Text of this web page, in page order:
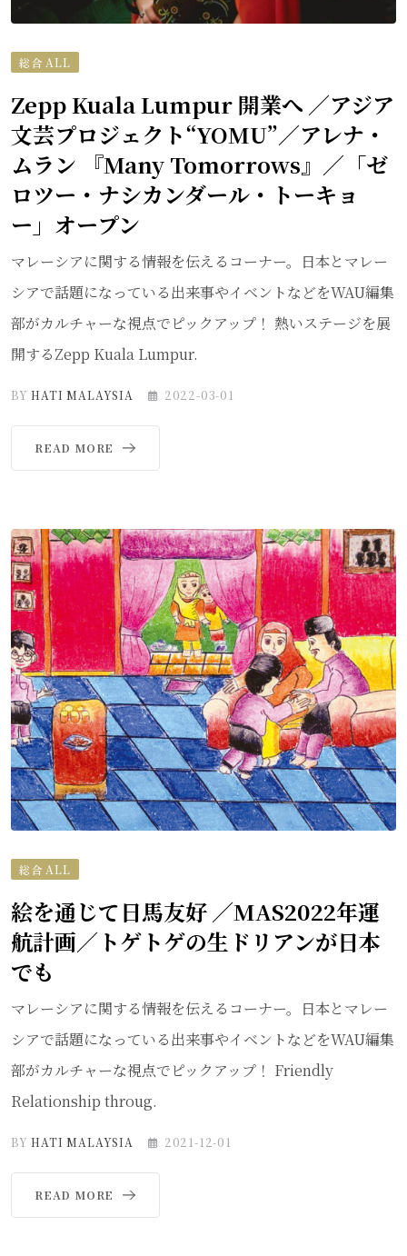
総合 ALL
Zepp Kuala Lumpur 開業へ ／アジア
文芸プロジェクト“YOMU”／アレナ・
ムラン 『Many Tomorrows』／「ゼ
ロツー・ナシカンダール・トーキョ
ー」オープン
マレーシアに関する情報を伝えるコーナー。日本とマレー
シアで話題になっている出来事やイベントなどをWAU編集
部がカルチャーな視点でピックアップ！ 熱いステージを展
開するZepp Kuala Lumpur.
BYHATI MALAYSIA 2022-03-01
READ MORE
総合 ALL
絵を通じて日馬友好 ／MAS2022年運
航計画／トゲトゲの生ドリアンが日本
でも
マレーシアに関する情報を伝えるコーナー。日本とマレー
シアで話題になっている出来事やイベントなどをWAU編集
部がカルチャーな視点でピックアップ！ Friendly
Relationship throug.
BYHATI MALAYSIA 2021-12-01
READ MORE